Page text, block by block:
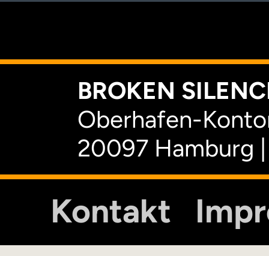
BROKEN
Oberhafen-
20097 Hamburg
Kontakt